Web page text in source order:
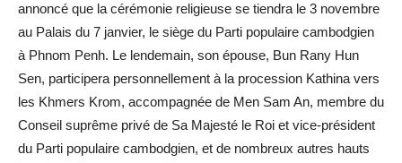
annoncé que la cérémonie religieuse se tiendra le 3 novembre
au Palais du 7 janvier, le siège du Parti populaire cambodgien
à Phnom Penh. Le lendemain, son épouse, Bun Rany Hun
Sen, participera personnellement à la procession Kathina vers
les Khmers Krom, accompagnée de Men Sam An, membre du
Conseil suprême privé de Sa Majesté le Roi et vice-président
du Parti populaire cambodgien, et de nombreux autres hauts